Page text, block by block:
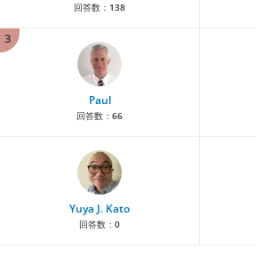
回答数： 138
3
Paul
回答数： 66
Yuya J. Kato
回答数： 0